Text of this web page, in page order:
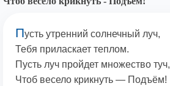
Пусть утренний солнечный луч,
Тебя приласкает теплом.
Пусть луч пройдет множество туч,
Чтоб весело крикнуть — Подъём!